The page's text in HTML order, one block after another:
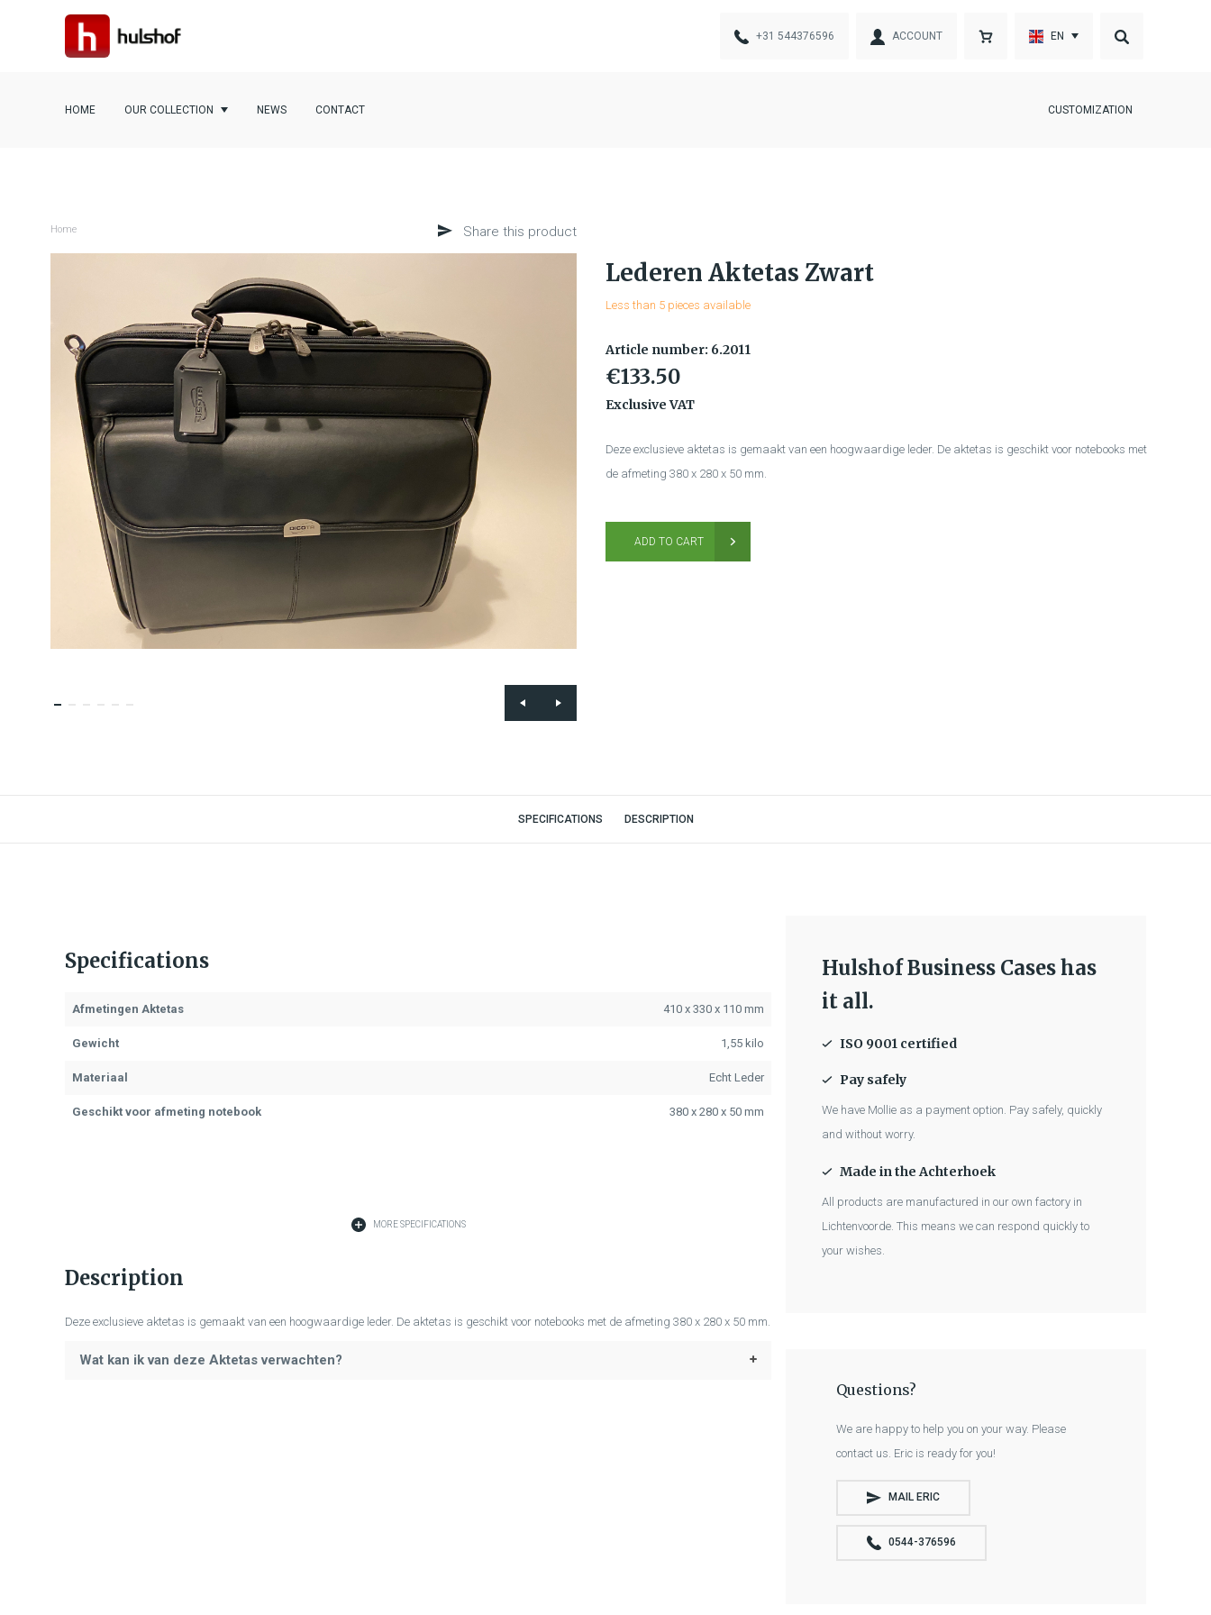
+31 544376596 ACCOUNT EN
HOME OUR COLLECTION NEWS CONTACT CUSTOMIZATION
Home Share this product
Lederen Aktetas Zwart
Less than 5 pieces available
Article number: 6.2011
€133.50
Exclusive VAT
Deze exclusieve aktetas is gemaakt van een hoogwaardige leder. De aktetas is geschikt voor notebooks met
de afmeting 380 x 280 x 50 mm.
ADD TO CART
SPECIFICATIONS DESCRIPTION
Specifications
Afmetingen Aktetas 410 x 330 x 110 mm
Gewicht 1,55 kilo
Materiaal Echt Leder
Geschikt voor afmeting notebook 380 x 280 x 50 mm
MORE SPECIFICATIONS
Description
Deze exclusieve aktetas is gemaakt van een hoogwaardige leder. De aktetas is geschikt voor notebooks met de afmeting 380 x 280 x 50 mm.
Wat kan ik van deze Aktetas verwachten?
Hulshof Business Cases has
it all.
ISO 9001 certified
Pay safely
We have Mollie as a payment option. Pay safely, quickly
and without worry.
Made in the Achterhoek
All products are manufactured in our own factory in
Lichtenvoorde. This means we can respond quickly to
your wishes.
Questions?
We are happy to help you on your way. Please
contact us. Eric is ready for you!
MAIL ERIC
0544-376596